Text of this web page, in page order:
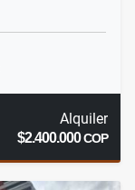
Alquiler
$2.400.000COP